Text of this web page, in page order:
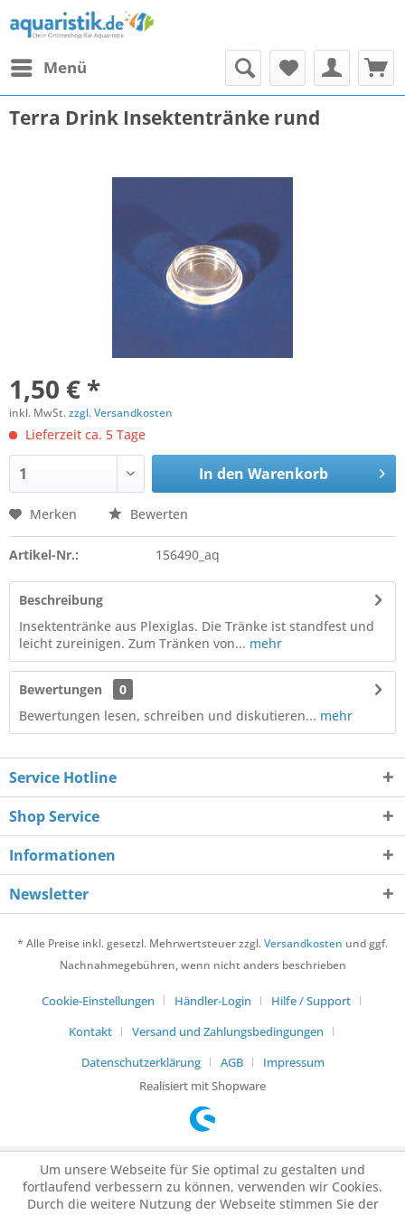
Menü
Terra Drink Insektentränke rund
1,50 € *
inkl. MwSt.zzgl. Versandkosten
Lieferzeit ca. 5 Tage
In den Warenkorb
Merken Bewerten
Artikel-Nr.: 156490_aq
Beschreibung
Insektentränke aus Plexiglas. Die Tränke ist standfest und
leicht zureinigen. Zum Tränken von... mehr
Bewertungen
0
Bewertungen lesen, schreiben und diskutieren... mehr
Service Hotline
Shop Service
Informationen
Newsletter
* Alle Preise inkl. gesetzl. Mehrwertsteuer zzgl.Versandkosten und ggf.
Nachnahmegebühren, wenn nicht anders beschrieben
Cookie-Einstellungen Händler-Login
Hilfe / Support
Kontakt
Versand und Zahlungsbedingungen
Datenschutzerklärung
AGB
Impressum
Realisiert mit Shopware
Um unsere Webseite für Sie optimal zu gestalten und
fortlaufend verbessern zu können, verwenden wir Cookies.
Durch die weitere Nutzung der Webseite stimmen Sie der